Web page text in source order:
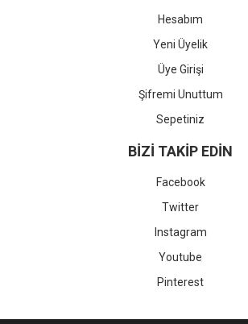
Hesabım
Yeni Üyelik
Üye Girişi
Şifremi Unuttum
Sepetiniz
BİZİ TAKİP EDİN
Facebook
Twitter
Instagram
Youtube
Pinterest